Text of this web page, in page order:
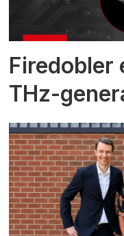
Firedobler
THz-